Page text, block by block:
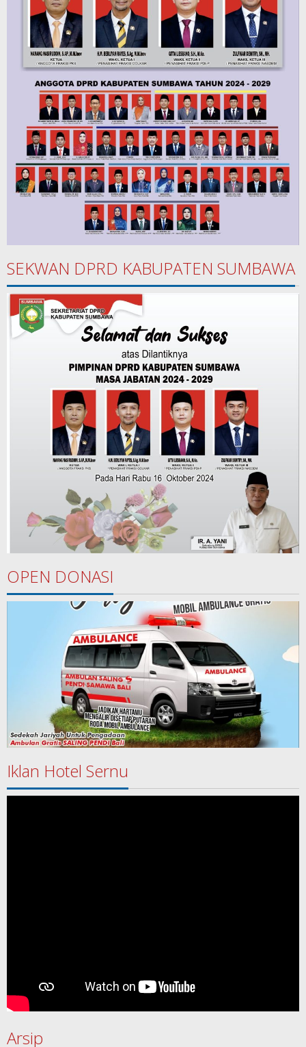
SEKWAN DPRD KABUPATEN SUMBAWA
OPEN DONASI
Iklan Hotel Sernu
Arsip